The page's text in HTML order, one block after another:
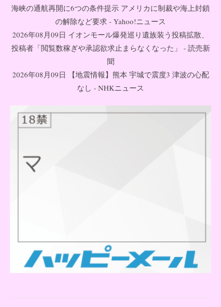
海峡の通航再開に6つの条件提示 アメリカに制裁や海上封鎖
の解除など要求 - Yahoo!ニュース
2026年08月09日 イオンモール爆発巡り遺族装う投稿拡散、
投稿者「閲覧数稼ぎや承認欲求止まらなくなった」 - 読売新
聞
2026年08月09日 【地震情報】熊本 宇城で震度3 津波の心配
なし - NHKニュース